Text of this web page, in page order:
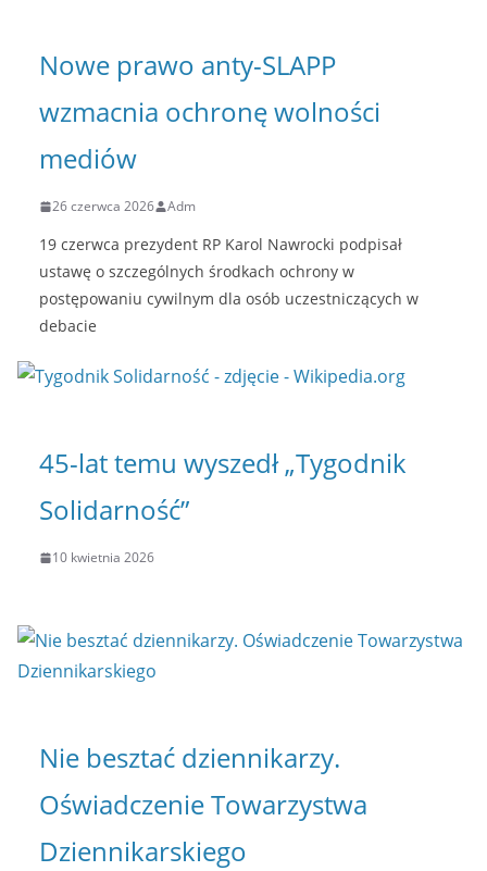
Nowe prawo anty-SLAPP
wzmacnia ochronę wolności
mediów
26 czerwca 2026 Adm
19 czerwca prezydent RP Karol Nawrocki podpisał
ustawę o szczególnych środkach ochrony w
postępowaniu cywilnym dla osób uczestniczących w
debacie
45-lat temu wyszedł „Tygodnik
Solidarność”
10 kwietnia 2026
Nie besztać dziennikarzy.
Oświadczenie Towarzystwa
Dziennikarskiego